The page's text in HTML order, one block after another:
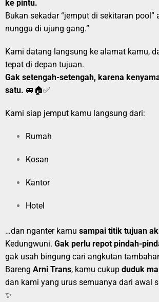
ke pintu.
Bukan sekadar “jemput di sekitaran pool”
nunggu di ujung gang.”
Kami datang langsung ke alamat kamu,
tepat di depan tujuan.
Gak setengah-setengah, karena
satu. 🚐🏠✅
Kami siap jemput kamu langsung dari:
Rumah
Kosan
Kantor
Hotel
…dan nganter kamu sampai titik tujuan
Kedungwuni. Gak perlu repot pindah-
gak usah bingung cari angkutan
Bareng Arni Trans, kamu cukup duduk
dan kami yang urus semuanya dari awal
✨